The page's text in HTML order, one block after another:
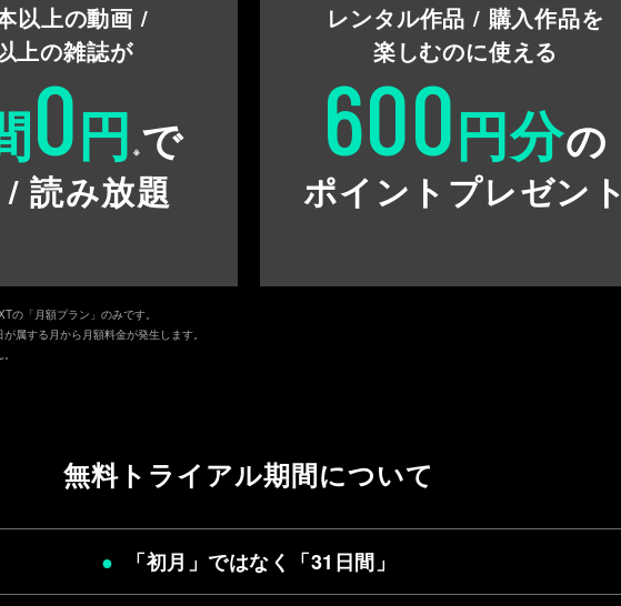
以上の動画 /
上の雑誌が
0円 ※で
/ 読み放題
の「月額プラン」のみです。
属する月から月額料金が発生します。
レンタル作品 / 購入作品を
楽しむのに使える
600円分の
ポイントプレゼント
無料トライアル期間について
「初月」ではなく「31日間 」